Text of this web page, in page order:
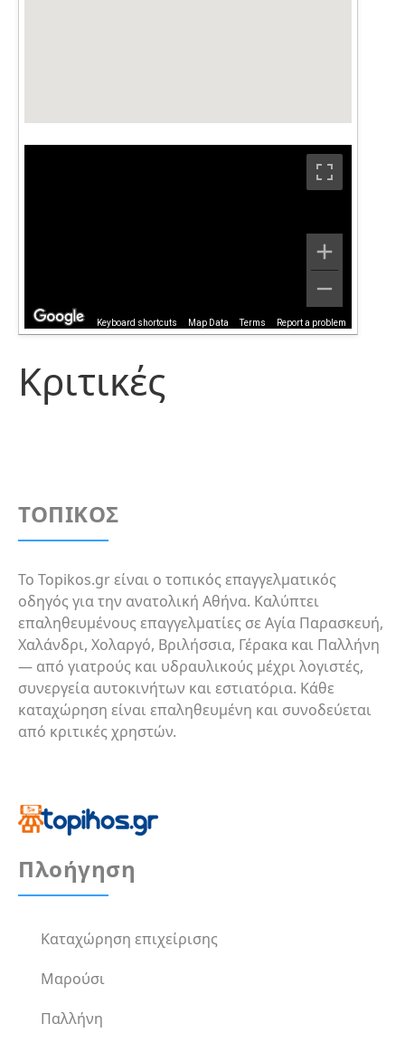
Keyboard shortcuts Map Data Terms Report a problem
Κριτικές
ΤΟΠΙΚΟΣ
Το Topikos.gr είναι ο τοπικός επαγγελματικός
οδηγός για την ανατολική Αθήνα. Καλύπτει
επαληθευμένους επαγγελματίες σε Αγία Παρασκευή,
Χαλάνδρι, Χολαργό, Βριλήσσια, Γέρακα και Παλλήνη
— από γιατρούς και υδραυλικούς μέχρι λογιστές,
συνεργεία αυτοκινήτων και εστιατόρια. Κάθε
καταχώρηση είναι επαληθευμένη και συνοδεύεται
από κριτικές χρηστών.
Πλοήγηση
Καταχώρηση επιχείρισης
Μαρούσι
Παλλήνη